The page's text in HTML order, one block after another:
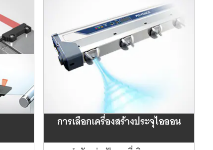
การเลือกเครื่องสร้างประจุไอออน